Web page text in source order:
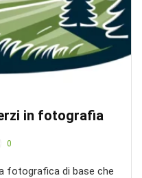
in fotografia
0
fotografica di base che